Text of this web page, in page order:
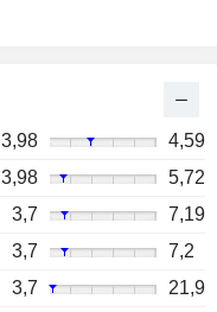
3,98
4,59
3,98
5,72
3,7
7,19
3,7
7,2
3,7
21,9